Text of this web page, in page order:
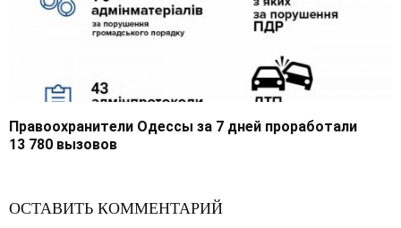
Правоохранители Одессы за 7 дней проработали
13 780 вызовов
ОСТАВИТЬ КОММЕНТАРИЙ